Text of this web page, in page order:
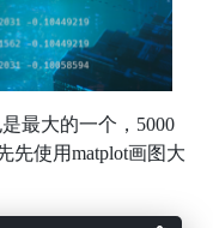
最大的一个，5000
先使用matplot画图大